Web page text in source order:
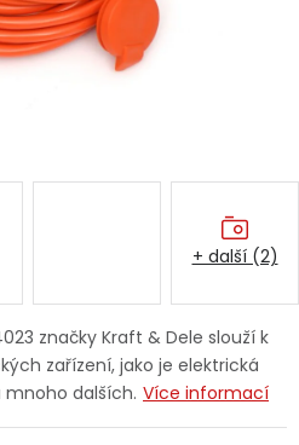
značky Kraft & Dele slouží k
zařízení, jako je elektrická
mnoho dalších. Více informací
+ další (2)